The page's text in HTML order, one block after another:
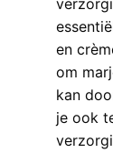
en
om
kan
je ook